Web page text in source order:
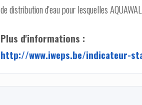
de distribution d'eau pour lesquelles
Plus d'informations :
http://www.iweps.be/indicateur-